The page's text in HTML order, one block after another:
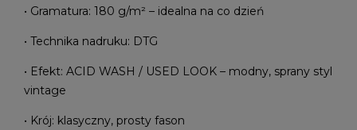
• Gramatura: 180 g/m² – idealna na co dzień
• Technika nadruku: DTG
• Efekt: ACID WASH / USED LOOK – modny, sprany styl
vintage
• Krój: klasyczny, prosty fason